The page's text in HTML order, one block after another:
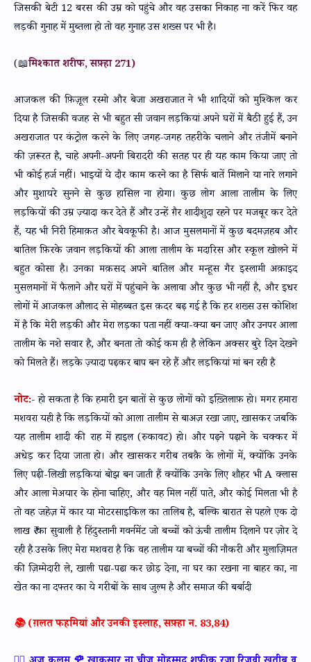
जिसकी बेटी 12 बरस की उम्र को पहुंचे और वह उसका निकाह ना करें फिर वह
लड़की गुनाह में मुब्तला हो तो वह गुनाह उस शख्स पर भी है।
(📖मिश्कात शरीफ, सफ़्हा 271)
आजकल की फ़िज़ूल रस्मो और बेजा अखराजात ने भी शादियों को मुश्किल कर
दिया है जिसकी वजह से भी बहुत सी जवान लड़कियां अपने घरों में बैठी हुई हैं, उन
अखराजात पर कंट्रोल करने के लिए जगह-जगह तहरीके चलाने और तंजीमें बनाने
की ज़रूरत है, चाहे अपनी-अपनी बिरादरी की सतह पर ही यह काम किया जाए तो
भी कोई हर्ज नहीं। भाइयों ये दौर काम करने का है सिर्फ बातें मिलाने या नारे लगाने
और मुशायरे सुनने से कुछ हासिल ना होगा। कुछ लोग आला तालीम के लिए
लड़कियों की उम्र ज़्यादा कर देते हैं और उन्हें ग़ैर शादीशुदा रहने पर मजबूर कर देते
हैं, यह भी निरी हिमाक़त और बेवकूफी है। आज मुसलमानों में कुछ बदमज़हब और
बातिल फ़िरके जवान लड़कियों की आला तालीम के मदारिस और स्कूल खोलने में
बहुत कोसा है। उनका मक़सद अपने बातिल और मन्हूस गैर इस्लामी अक़ाइद
मुसलमानों में फैलाने और घरों में पहुंचाने के अलावा और कुछ भी नहीं है, और इधर
लोगों में आजकल औलाद से मोहब्बत इस क़दर बढ़ गई है कि हर शख्स उस कोशिश
में है कि मेरी लड़की और मेरा लड़का पता नहीं क्या-क्या बन जाए और उनपर आला
तालीम के नशे सवार है, और बनता तो कोई कम ही है लेकिन अक्सर बुरे दिन देखने
को मिलते हैं। लड़के ज़्यादा पढ़कर बाप बन रहे हैं और लड़कियां मां बन रही है
नोट:-हो सकता है कि हमारी इन बातों से कुछ लोगों को इख़्तिलाफ़ हो। मगर हमारा
मशवरा यही है कि लड़कियों को आला तालीम से बाअज़ रखा जाए, खासकर जबकि
यह तालीम शादी की राह में हाइल (रुकावट) हो। और पढ़ने पढ़ाने के चक्कर में
अधेड़ कर दिया जाता हो। और खासकर गरीब तबक़ै के लोगों में, क्योंकि उनके
लिए पढ़ी-लिखी लड़कियां बोझ बन जाती हैं क्योंकि उनके लिए शौहर भी A क्लास
और आला मेअयार के होना चाहिए, और वह मिल नहीं पाते, और कोई मिलता भी है
तो वह जहेज़ में कार या मोटरसाइकिल का तालिब है, बल्कि बारात से पहले एक दो
लाख ₹ का सुवाली है हिंदुस्तानी गवर्नमेंट जो बच्चों को ऊंची तालीम दिलाने पर ज़ोर दे
रही है उसके लिए मेरा मशवरा है कि वह तालीम या बच्चों की नौकरी और मुलाज़िमत
की ज़िम्मेदारी ले, खाली पढा-पढा कर छोड़ देना, ना घर का रखना ना बाहर का, ना
खेत का ना दफ्तर का ये गरीबों के साथ जुल्म है और समाज की बर्बादी
📚 (ग़लत फहमियां और उनकी इस्लाह, सफ़्हा न. 83,84)